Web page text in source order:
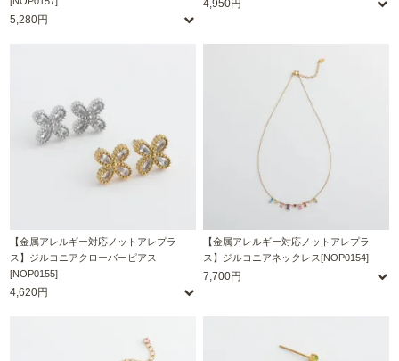
5,280円
4,950円
【金属アレルギー対応ノットアレプラ
ス】ジルコニアクローバーピアス
[NOP0155]
4,620円
【金属アレルギー対応ノットアレプラ
ス】ジルコニアネックレス[NOP0154]
7,700円